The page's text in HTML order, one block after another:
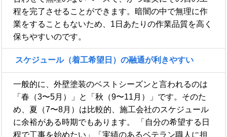
程を完了させることができます。暗闇の中で無理に作
業をすることもないため、1日あたりの作業品質を高く
保ちやすいのです。
スケジュール（着工希望日）の融通が利きやすい
一般的に、外壁塗装のベストシーズンと言われるのは
「春（3〜5月）」と「秋（9〜11月）」です。そのた
め、夏（7〜8月）は比較的、施工会社のスケジュール
に余裕がある時期でもあります。 「自分の希望する日
程で工事を始めたい」「実績のあるベテラン職人に担